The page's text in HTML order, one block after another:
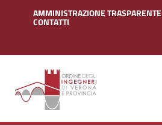
AMMINISTRAZIONE TRASPARENTE
CONTATTI